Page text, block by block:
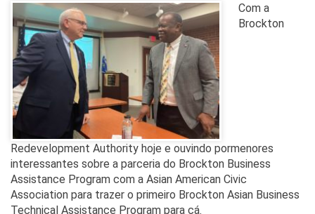
Com a
Brockton
Redevelopment Authority hoje e ouvindo pormenores
interessantes sobre a parceria do Brockton Business
Assistance Program com a Asian American Civic
Association para trazer o primeiro Brockton Asian Business
Technical Assistance Program para cá.